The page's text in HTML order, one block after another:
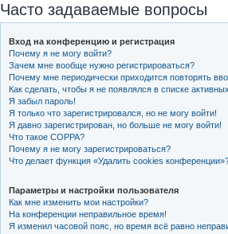
Часто задаваемые вопросы
Вход на конференцию и регистрация
Почему я не могу войти?
Зачем мне вообще нужно регистрироваться?
Почему мне периодически приходится повторять
Как сделать, чтобы я не появлялся в списке
Я забыл пароль!
Я только что зарегистрировался, но не могу войти!
Я давно зарегистрирован, но больше не могу войти!
Что такое COPPA?
Почему я не могу зарегистрироваться?
Что делает функция «Удалить cookies
Параметры и настройки пользователя
Как мне изменить мои настройки?
На конференции неправильное время!
Я изменил часовой пояс, но время всё равно